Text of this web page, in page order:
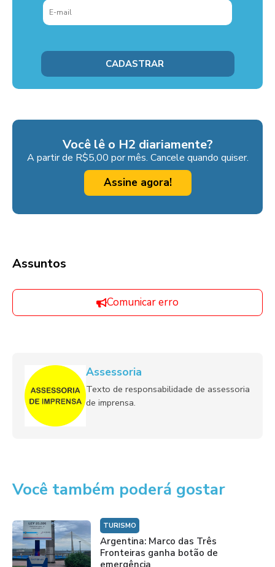
Você lê o H2 diariamente?
A partir de R$5,00 por mês. Cancele quando quiser.
Assine agora!
Assuntos
Comunicar erro
Assessoria
Texto de responsabilidade de assessoria
de imprensa.
Você também poderá gostar
TURISMO
Argentina: Marco das Três
Fronteiras ganha botão de